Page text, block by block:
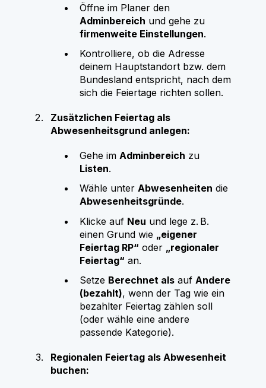
Öffne im Planer den
Adminbereich und gehe zu
firmenweite Einstellungen.
Kontrolliere, ob die Adresse
deinem Hauptstandort bzw. dem
Bundesland entspricht, nach dem
sich die Feiertage richten sollen.
Zusätzlichen Feiertag als
Abwesenheitsgrund anlegen:
Gehe im Adminbereich zu
Listen.
Wähle unter Abwesenheiten die
Abwesenheitsgründe.
Klicke auf Neu und lege z. B.
einen Grund wie „eigener
Feiertag RP“ oder „regionaler
Feiertag“ an.
Setze Berechnet als auf Andere
(bezahlt), wenn der Tag wie ein
bezahlter Feiertag zählen soll
(oder wähle eine andere
passende Kategorie).
Regionalen Feiertag als Abwesenheit
buchen: